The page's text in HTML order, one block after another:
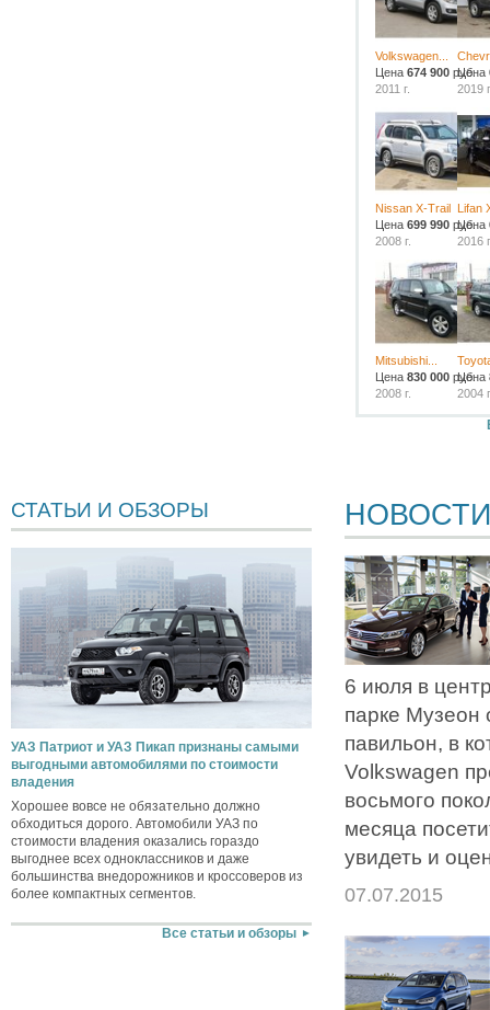
Volkswagen...
Цена 674 900 руб.
2011 г.
Цена
2019
Nissan X-Trail
Цена 699 990 руб.
2008 г.
Lifan
Цена
2016
Mitsubishi...
Цена 830 000 руб.
2008 г.
Цена
2004
СТАТЬИ И ОБЗОРЫ
УАЗ Патриот и УАЗ Пикап признаны самыми
выгодными автомобилями по стоимости
владения
Хорошее вовсе не обязательно должно
обходиться дорого. Автомобили УАЗ по
стоимости владения оказались гораздо
выгоднее всех одноклассников и даже
большинства внедорожников и кроссоверов из
более компактных сегментов.
Все статьи и обзоры
НОВОСТИ
6 июля в
парке Музеон
павильон, в
Volkswagen
восьмого
месяца
увидеть и
07.07.2015